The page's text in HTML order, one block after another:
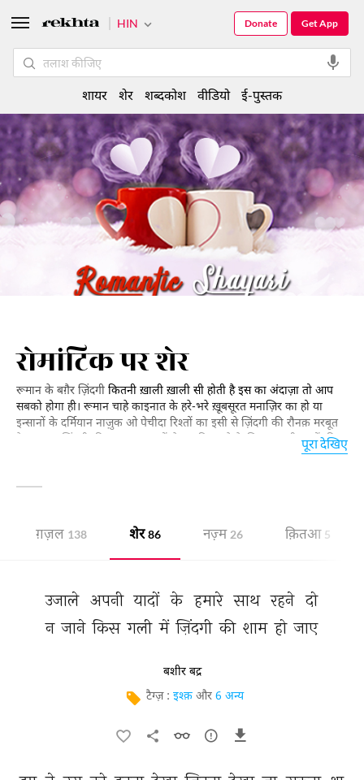
रोमांटिक पर शेर
रूमान के बग़ैर ज़िंदगी कितनी ख़ाली ख़ाली सी होती है इस का अंदाज़ा तो आप
सबको होगा ही। रूमान चाहे काइनात के हरे-भरे ख़ूबसूरत मनाज़िर का हो या
इन्सानों के दर्मियान नाज़ुक ओ पेचीदा रिश्तों का इसी से ज़िंदगी की रौनक़ मरबूत
है। हम सब ज़िंदगी की सफ़्फ़ाक सूरतों से बच निकलने के लिए रूमानी लम्हों की
तलाश में रहते हैं। तो आइए हमारा ये शेरी इन्तिख़ाब एक ऐसा निगार-ख़ाना है जहाँ
पूरा देखिए
ग़ज़ल 138 शेर 86 नज़्म 26 क़ितआ 5
उजाले अपनी यादों के हमारे साथ रहने दो
न जाने किस गली में ज़िंदगी की शाम हो जाए
बशीर बद्र
टैग्ज़ : इश्क़ और 6 अन्य
HIN Get App
Donate
शायर शेर शब्दकोश वीडियो ई-पुस्तक